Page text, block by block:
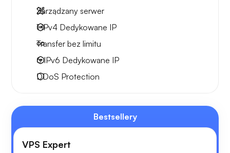
Zarządzany serwer
1 IPv4 Dedykowane IP
Transfer bez limitu
6 IPv6 Dedykowane IP
DDoS Protection
Bestsellery
VPS Expert